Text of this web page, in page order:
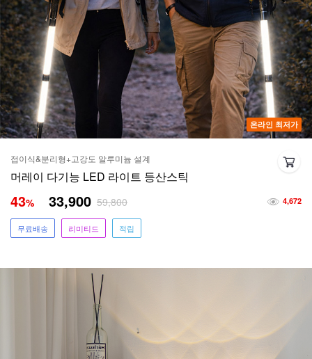
온라인 최저가
접이식&분리형+고강도 알루미늄 설계
머레이 다기능 LED 라이트 등산스틱
4,672
43% 33,900 59,800
무료배송 리미티드 적립